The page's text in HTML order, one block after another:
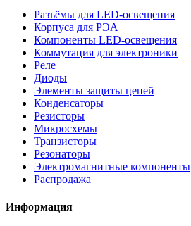
Разъёмы для LED-освещения
Корпуса для РЭА
Компоненты LED-освещения
Коммутация для электроники
Реле
Диоды
Элементы защиты цепей
Конденсаторы
Резисторы
Микросхемы
Транзисторы
Резонаторы
Электромагнитные компоненты
Распродажа
Информация